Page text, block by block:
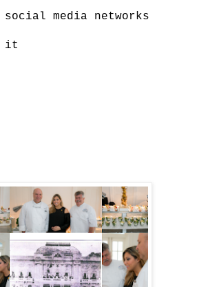
media networks
it